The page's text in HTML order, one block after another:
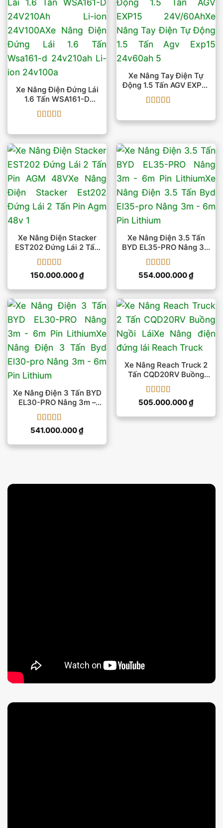
Xe Nâng Điện Đứng Lái
1.6 Tấn WSA161-D
24V210Ah Li-Ion
24V100A
hạng55 sao
Xe Nâng Tay Điện Tự
Động 1.5 Tấn AGV EXP15
24V/60Ah
hạng55 sao
Xe Nâng Điện Stacker
EST202 Đứng Lái 2 Tấn
Pin AGM 48V
Được xếp
150.000.000₫
Xe Nâng Điện 3.5 Tấn
BYD EL35-PRO Nâng 3m
– 6m Pin Lithium
Được xếp
554.000.000₫
Xe Nâng Điện 3 Tấn BYD
EL30-PRO Nâng 3m –
6m Pin Lithium
Được xếp
541.000.000₫
Xe Nâng Reach Truck 2
Tấn CQD20RV Buồng
Ngồi Lái
Được xếp
505.000.000₫